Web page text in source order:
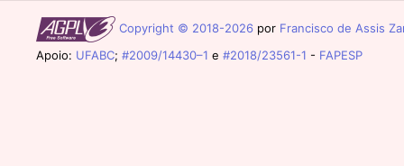
Copyright © 2018-2026 por Francisco de Assis
Apoio: UFABC; #2009/14430–1 e #2018/23561-1 - FAPESP